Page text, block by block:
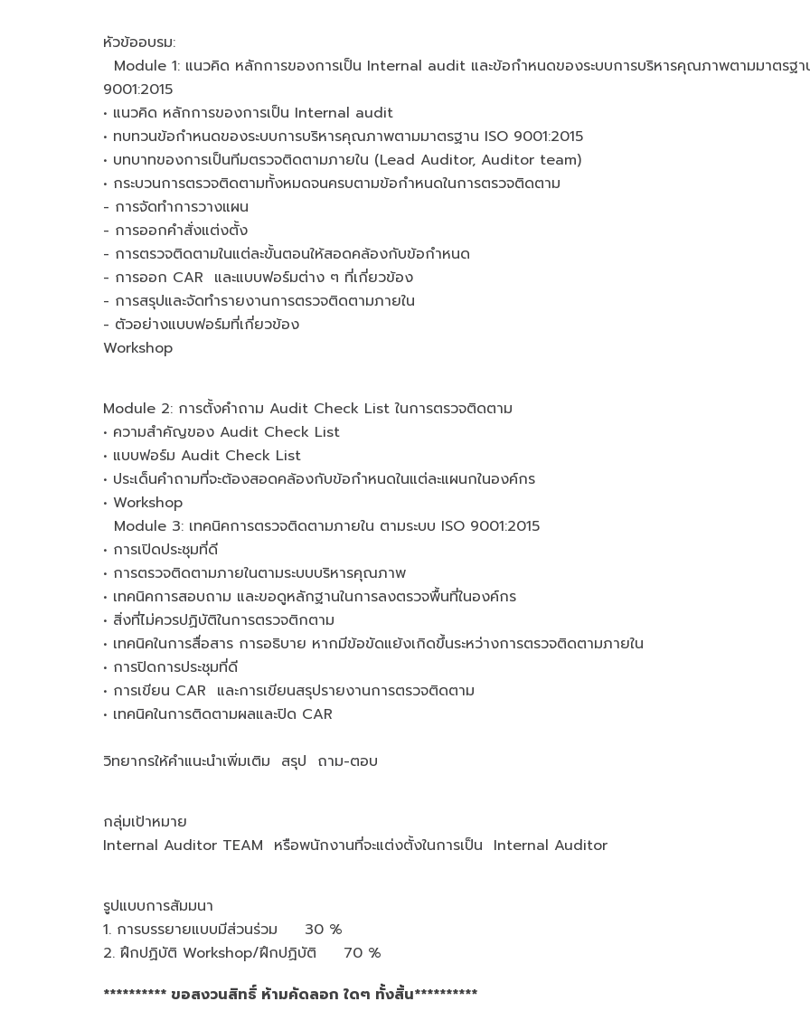
หัวข้ออบรม:
Module 1: แนวคิด หลักการของการเป็น Internal audit และข้อกำหนดของระบบการบริหารคุณภาพตามมาตรฐา
9001:2015
• แนวคิด หลักการของการเป็น Internal audit
• ทบทวนข้อกำหนดของระบบการบริหารคุณภาพตามมาตรฐาน ISO 9001:2015
• บทบาทของการเป็นทีมตรวจติดตามภายใน (Lead Auditor, Auditor team)
• กระบวนการตรวจติดตามทั้งหมดจนครบตามข้อกำหนดในการตรวจติดตาม
- การจัดทำการวางแผน
- การออกคำสั่งแต่งตั้ง
- การตรวจติดตามในแต่ละขั้นตอนให้สอดคล้องกับข้อกำหนด
- การออก CAR และแบบฟอร์มต่าง ๆ ที่เกี่ยวข้อง
- การสรุปและจัดทำรายงานการตรวจติดตามภายใน
- ตัวอย่างแบบฟอร์มที่เกี่ยวข้อง
Workshop
Module 2: การตั้งคำถาม Audit Check List ในการตรวจติดตาม
• ความสำคัญของ Audit Check List
• แบบฟอร์ม Audit Check List
• ประเด็นคำถามที่จะต้องสอดคล้องกับข้อกำหนดในแต่ละแผนกในองค์กร
• Workshop
Module 3: เทคนิคการตรวจติดตามภายใน ตามระบบ ISO 9001:2015
• การเปิดประชุมที่ดี
• การตรวจติดตามภายในตามระบบบริหารคุณภาพ
• เทคนิคการสอบถาม และขอดูหลักฐานในการลงตรวจพื้นที่ในองค์กร
• สิ่งที่ไม่ควรปฏิบัติในการตรวจติกตาม
• เทคนิคในการสื่อสาร การอธิบาย หากมีข้อขัดแย้งเกิดขึ้นระหว่างการตรวจติดตามภายใน
• การปิดการประชุมที่ดี
• การเขียน CAR และการเขียนสรุปรายงานการตรวจติดตาม
• เทคนิคในการติดตามผลและปิด CAR
วิทยากรให้คำแนะนำเพิ่มเติม สรุป ถาม-ตอบ
กลุ่มเป้าหมาย
Internal Auditor TEAM หรือพนักงานที่จะแต่งตั้งในการเป็น Internal Auditor
รูปแบบการสัมมนา
1. การบรรยายแบบมีส่วนร่วม 30 %
2. ฝึกปฏิบัติ Workshop/ฝึกปฏิบัติ 70 %
********** ขอสงวนสิทธิ์ ห้ามคัดลอก ใดๆ ทั้งสิ้น**********